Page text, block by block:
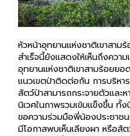
หัวหน้าอุทยานแห่งชาติเขาสาม
สำเร็จนี้ยังแสดงให้เห็นถึงควา
อุทยานแห่งชาติเขาสามร้อยย
แนวเขตป่าติดต่อกัน การบริห
สัตว์ป่าสามารถกระจายตัวและ
นิเวศในภาพรวมเข้มแข็งขึ้น ทั้
ขอความร่วมมือพี่น้องประชาช
มีโอกาสพบเห็นเลียงผา หรือสั